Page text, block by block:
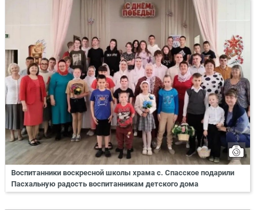
Воспитанники воскресной школы храма с. Спасское подарили
Пасхальную радость воспитанникам детского дома